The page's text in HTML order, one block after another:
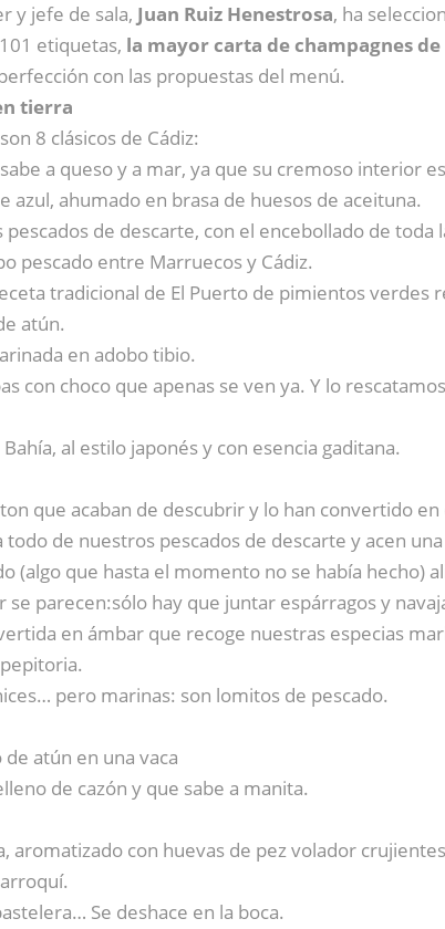
y jefe de sala, Juan Ruiz Henestrosa, ha
etiquetas, la mayor carta de champagnes de
con las propuestas del menú.
tierra
8 clásicos de Cádiz:
a queso y a mar, ya que su cremoso interior
azul, ahumado en brasa de huesos de aceituna.
de descarte, con el encebollado de toda
pescado entre Marruecos y Cádiz.
tradicional de El Puerto de pimientos
atún.
en adobo tibio.
con choco que apenas se ven ya. Y lo
al estilo japonés y con esencia gaditana.
que acaban de descubrir y lo han convertido en
de nuestros pescados de descarte y acen
(algo que hasta el momento no se había hecho)
parecen:sólo hay que juntar espárragos y
en ámbar que recoge nuestras especias
pero marinas: son lomitos de pescado.
atún en una vaca
de cazón y que sabe a manita.
aromatizado con huevas de pez volador
Se deshace en la boca.